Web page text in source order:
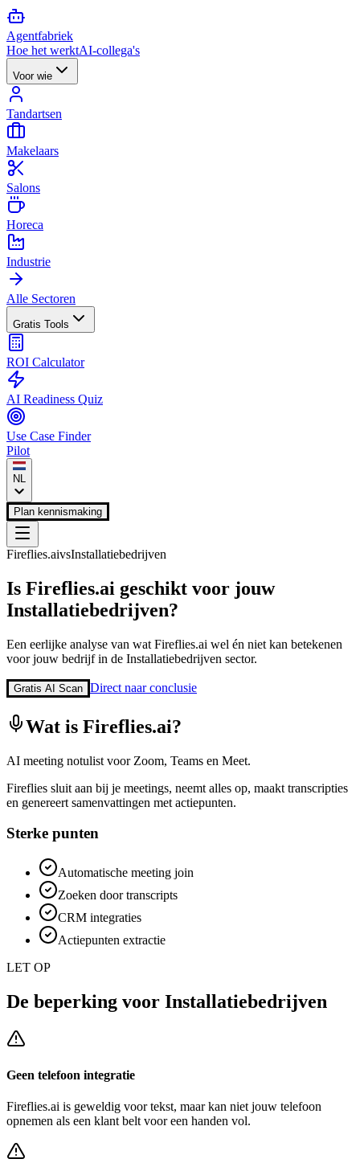
Agentfabriek
Hoe het werktAI-collega's
Voor wie
Tandartsen
Makelaars
Salons
Horeca
Industrie
Alle Sectoren
Gratis Tools
ROI Calculator
AI Readiness Quiz
Use Case Finder
Pilot
NL
Plan kennismaking
Fireflies.aivsInstallatiebedrijven
Is Fireflies.ai geschikt voor jouw
Installatiebedrijven?
Een eerlijke analyse van wat Fireflies.ai wel én niet kan betekenen
voor jouw bedrijf in de Installatiebedrijven sector.
Gratis AI Scan Direct naar conclusie
Wat is Fireflies.ai?
AI meeting notulist voor Zoom, Teams en Meet.
Fireflies sluit aan bij je meetings, neemt alles op, maakt transcripties
en genereert samenvattingen met actiepunten.
Sterke punten
Automatische meeting join
Zoeken door transcripts
CRM integraties
Actiepunten extractie
LET OP
De beperking voor Installatiebedrijven
Geen telefoon integratie
Fireflies.ai is geweldig voor tekst, maar kan niet jouw telefoon
opnemen als een klant belt voor een handen vol.